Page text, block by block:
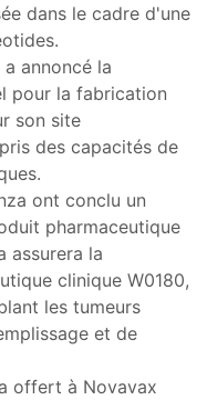
dans le cadre d'une
annoncé la
pour la fabrication
son site
des capacités de
ont conclu un
pharmaceutique
assurera la
clinique W0180,
les tumeurs
et de
offert à Novavax